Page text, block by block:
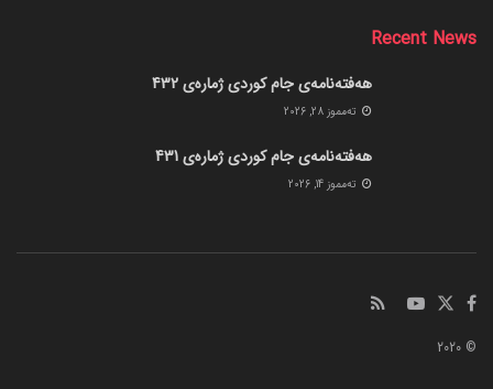
Recent News
هەفتەنامەی جام کوردی ژمارەی 432
ته‌مموز 28, 2026
هەفتەنامەی جام کوردی ژمارەی 431
ته‌مموز 14, 2026
© 2020